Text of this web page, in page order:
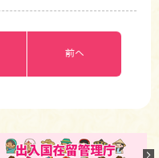
前へ